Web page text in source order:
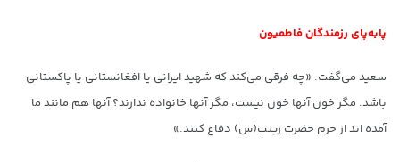
پابه‌پای رزمندگان فاطمیون
سعید می‌گفت: «چه فرقی می‌کند که شهید ایرانی یا افغانستانی یا پاکستانی
باشد. مگر خون آنها خون نیست، مگر آنها خانواده ندارند؟ آنها هم مانند ما
آمده اند از حرم حضرت زینب(س) دفاع کنند.»